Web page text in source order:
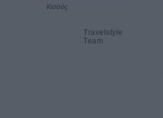
Κισσός
Travelstyle
Team